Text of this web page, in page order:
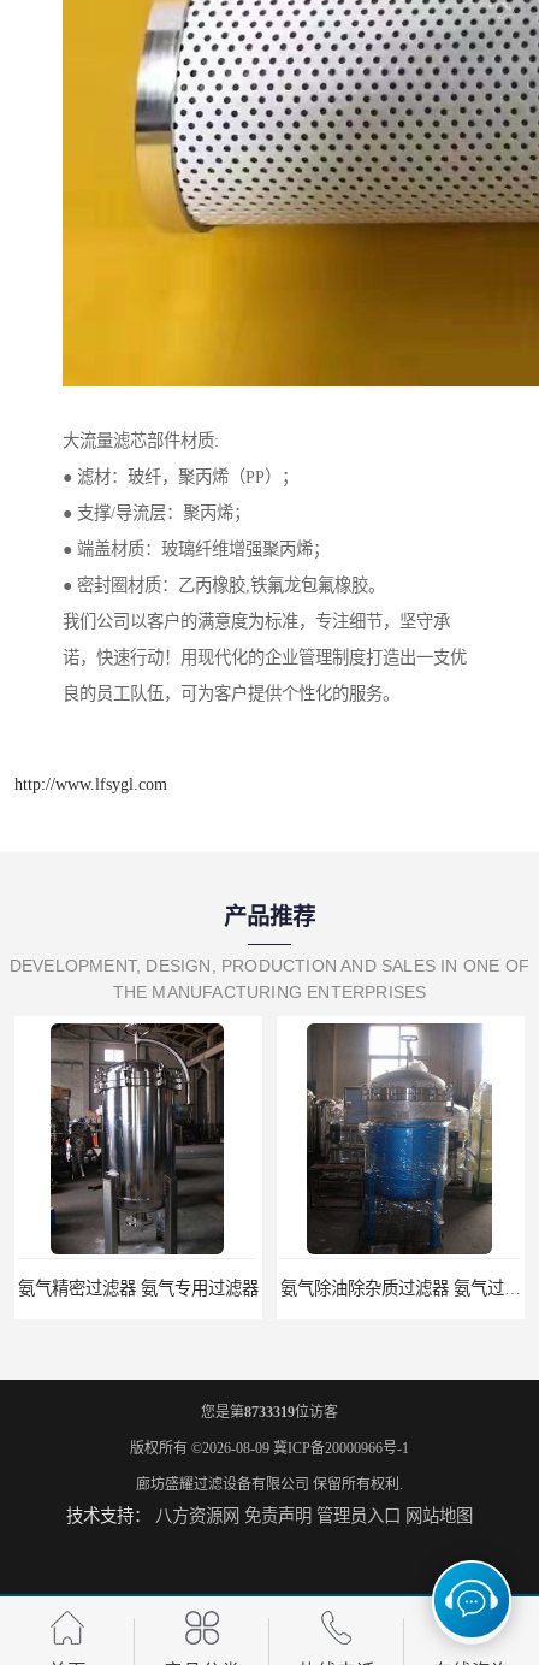
大流量滤芯部件材质:
● 滤材：玻纤，聚丙烯（PP）；
● 支撑/导流层：聚丙烯；
● 端盖材质：玻璃纤维增强聚丙烯；
● 密封圈材质：乙丙橡胶,铁氟龙包氟橡胶。
我们公司以客户的满意度为标准，专注细节，坚守承
诺，快速行动！用现代化的企业管理制度打造出一支优
良的员工队伍，可为客户提供个性化的服务。
http://www.lfsygl.com
产品推荐
DEVELOPMENT, DESIGN, PRODUCTION AND SALES IN ONE OF
THE MANUFACTURING ENTERPRISES
氨气除油除杂质过滤器 氨气过滤器生产厂家
液氨除油脱水过滤器 液氨专用过滤器 液氨精密过滤器 河北液氨过滤器生产厂家
您是第8733319位访客
版权所有 ©2026-08-09 冀ICP备20000966号-1
廊坊盛耀过滤设备有限公司 保留所有权利.
技术支持： 八方资源网 免责声明 管理员入口 网站地图